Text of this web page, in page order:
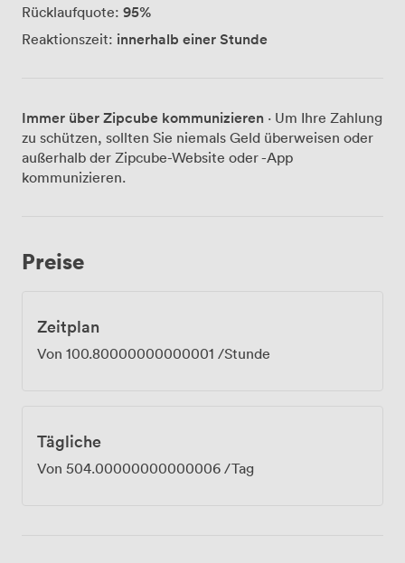
kostenfrei zur Verfügung. Ihr könnt natürlich auch auf
unser weiteres technisches Equipment zurückgreifen.
hinaus bieten unsere High End Videokonferenzanlagen
von Logitech die Möglichkeit die Veranstaltung als
Hybridmeeting durchzuführen und so den
Teilnehmerkreis noch zu erweitern.
Rücklaufquote: 95%
Reaktionszeit: innerhalb einer Stunde
Immer über Zipcube kommunizieren · Um Ihre Zahlung
zu schützen, sollten Sie niemals Geld überweisen oder
außerhalb der Zipcube-Website oder -App
kommunizieren.
Preise
Zeitplan
Von 100.80000000000001 /Stunde
Tägliche
Von 504.00000000000006 /Tag